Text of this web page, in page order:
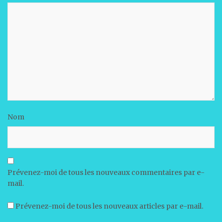
Nom
Prévenez-moi de tous les nouveaux commentaires par e-
mail.
Prévenez-moi de tous les nouveaux articles par e-mail.